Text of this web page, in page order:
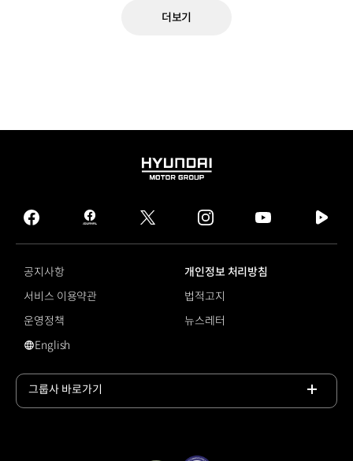
더보기
HYUNDAI
GROUP
facebook
hmg
journal
twitter instagram
tv
공지사항
개인정보 처리방침
서비스 이용약관
법적고지
운영정책
뉴스레터
#아반떼 N TCR
English
그룹사 바로가기